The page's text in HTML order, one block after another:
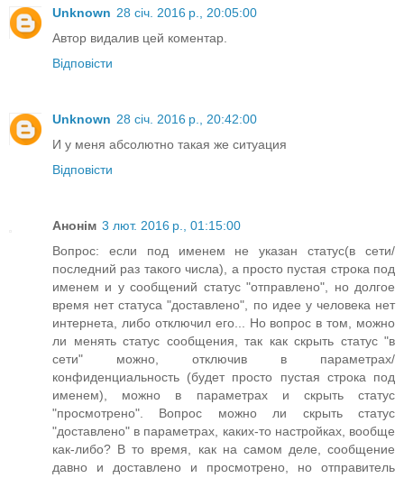
Unknown 28 січ. 2016 р., 20:05:00
Автор видалив цей коментар.
Відповісти
Unknown 28 січ. 2016 р., 20:42:00
И у меня абсолютно такая же ситуация
Відповісти
Анонім 3 лют. 2016 р., 01:15:00
Вопрос: если под именем не указан статус(в сети/
последний раз такого числа), а просто пустая строка под
именем и у сообщений статус "отправлено", но долгое
время нет статуса "доставлено", по идее у человека нет
интернета, либо отключил его... Но вопрос в том, можно
ли менять статус сообщения, так как скрыть статус "в
сети" можно, отключив в параметрах/
конфиденциальность (будет просто пустая строка под
именем), можно в параметрах и скрыть статус
"просмотрено". Вопрос можно ли скрыть статус
"доставлено" в параметрах, каких-то настройках, вообще
как-либо? В то время, как на самом деле, сообщение
давно и доставлено и просмотрено, но отправитель